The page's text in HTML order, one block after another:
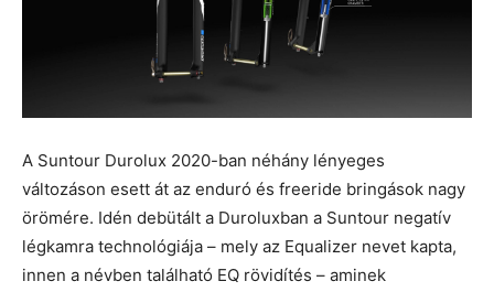
A Suntour Durolux 2020-ban néhány lényeges
változáson esett át az enduró és freeride bringások nagy
örömére. Idén debütált a Duroluxban a Suntour negatív
légkamra technológiája – mely az Equalizer nevet kapta,
innen a névben található EQ rövidítés – aminek